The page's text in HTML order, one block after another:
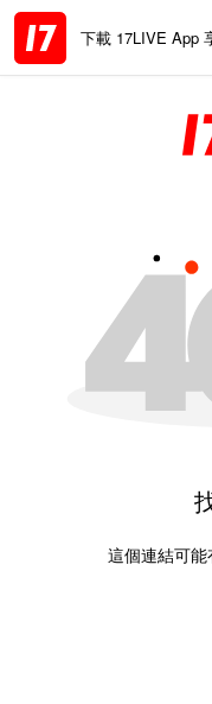
下載 17LIVE App
這個連結可能